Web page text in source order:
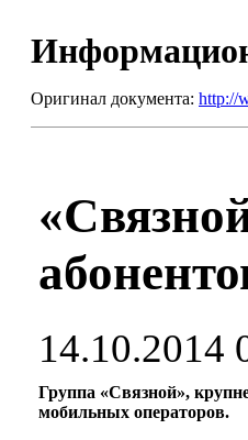
Оригинал документа: http://
14.10.2014
Группа «Связной»,
мобильных операторов.